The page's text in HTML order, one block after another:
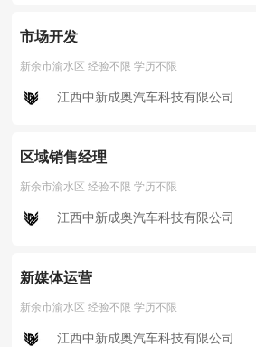
市场开发
新余市渝水区 经验不限 学历不限
江西中新成奥汽车科技有限公司
区域销售经理
新余市渝水区 经验不限 学历不限
江西中新成奥汽车科技有限公司
新媒体运营
新余市渝水区 经验不限 学历不限
江西中新成奥汽车科技有限公司